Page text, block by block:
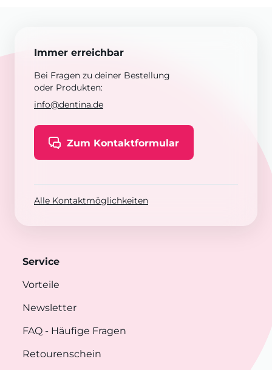
Immer erreichbar
Bei Fragen zu deiner Bestellung
oder Produkten:
info@dentina.de
Zum Kontaktformular
Alle Kontaktmöglichkeiten
Service
Vorteile
Newsletter
FAQ - Häufige Fragen
Retourenschein